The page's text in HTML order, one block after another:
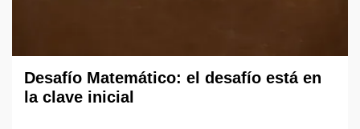
Desafío Matemático: el desafío está en
la clave inicial